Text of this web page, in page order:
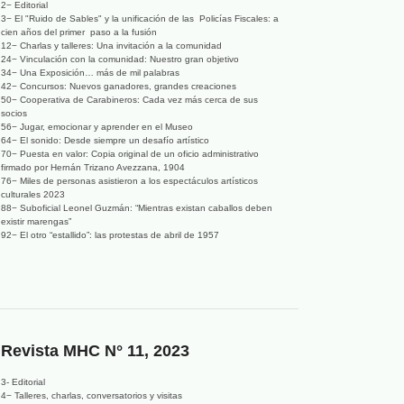
2− Editorial
3− El "Ruido de Sables" y la unificación de las Policías Fiscales: a
cien años del primer paso a la fusión
12− Charlas y talleres: Una invitación a la comunidad
24− Vinculación con la comunidad: Nuestro gran objetivo
34− Una Exposición… más de mil palabras
42− Concursos: Nuevos ganadores, grandes creaciones
50− Cooperativa de Carabineros: Cada vez más cerca de sus
socios
56− Jugar, emocionar y aprender en el Museo
64− El sonido: Desde siempre un desafío artístico
70− Puesta en valor: Copia original de un oficio administrativo
firmado por Hernán Trizano Avezzana, 1904
76− Miles de personas asistieron a los espectáculos artísticos
culturales 2023
88− Suboficial Leonel Guzmán: “Mientras existan caballos deben
existir marengas”
92− El otro “estallido”: las protestas de abril de 1957
Revista MHC N° 11, 2023
3- Editorial
4− Talleres, charlas, conversatorios y visitas